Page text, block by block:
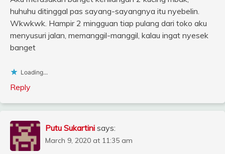
huhuhu ditinggal pas sayang-sayangnya itu nyebelin.
Wkwkwk. Hampir 2 mingguan tiap pulang dari toko aku
menyusuri jalan, memanggil-manggil, kalau ingat nyesek
banget
Loading...
Reply
Putu Sukartini says:
March 9, 2020 at 11:35 am